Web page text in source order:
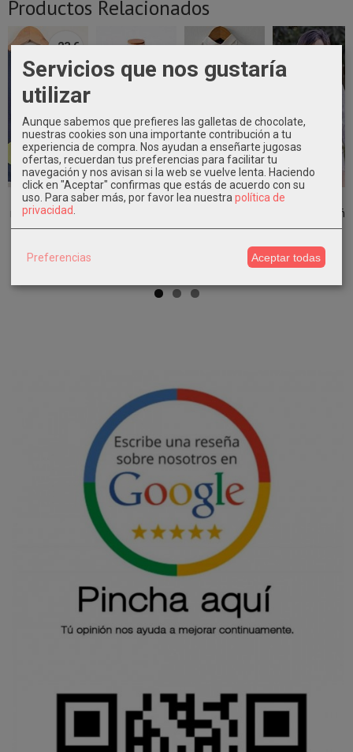
Productos Relacionados
-23 €
Vestido bebe
niña ceremonia
azul y...
37,90 €
Lazo de Pelo
Tul Rosa...
Conjunto
camisa lino...
74,90 €
ceremonia niño
camisa...
74,90 €
Servicios que nos gustaría
utilizar
Aunque sabemos que prefieres las galletas de chocolate,
nuestras cookies son una importante contribución a tu
experiencia de compra. Nos ayudan a enseñarte jugosas
ofertas, recuerdan tus preferencias para facilitar tu
navegación y nos avisan si la web se vuelve lenta. Haciendo
click en "Aceptar" confirmas que estás de acuerdo con su
uso. Para saber más, por favor lea nuestra política de
privacidad
Preferencias Aceptar todas